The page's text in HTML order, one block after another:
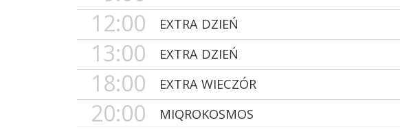
12:00 EXTRA DZIEŃ
13:00 EXTRA DZIEŃ
18:00 EXTRA WIECZÓR
20:00 MIQROKOSMOS